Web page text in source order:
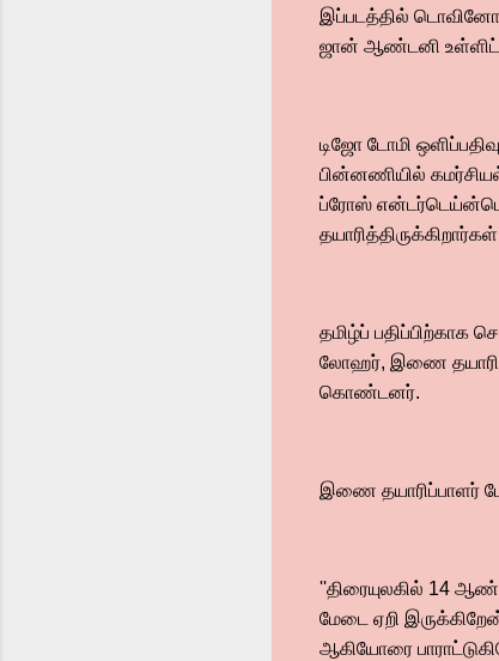
இப்படத்தில் டொவினோ
ஜான் ஆண்டனி உள்ளிட்ட
டிஜோ டோமி
பின்னணியில்
ப்ரோஸ்
தமிழ்ப் பதிப்பிற்காக
லோஹர், இணை
கொண்டனர்.
இணை தயாரிப்பாளர்
''திரையுலகில் 14
மேடை ஏறி
ஆகியோரை